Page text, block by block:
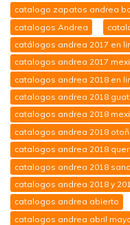
catalogo zapatos andrea
catalogos Andrea
catálogos andrea 2017 en
catalogos andrea 2017
catalogos andrea 2018 en
catalogos andrea 2018
catalogos andrea 2018
catalogos andrea 2018
catalogos andrea 2018
catalogos andrea 2018
catalogos andrea 2018 y
catalogos andrea abierto
catalogos andrea abril